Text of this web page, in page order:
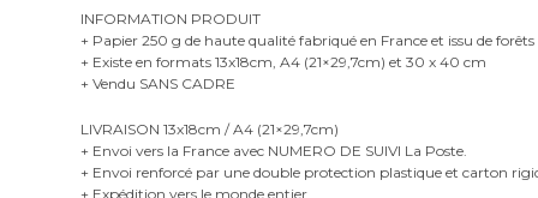
INFORMATION PRODUIT
+ Papier 250 g de haute qualité fabriqué en France et issu de
+ Existe en formats 13x18cm, A4 (21×29,7cm) et 30 x 40 cm
+ Vendu SANS CADRE
LIVRAISON 13x18cm / A4 (21×29,7cm)
+ Envoi vers la France avec NUMERO DE SUIVI La Poste.
+ Envoi renforcé par une double protection plastique et carton
+ Expédition vers le monde entier